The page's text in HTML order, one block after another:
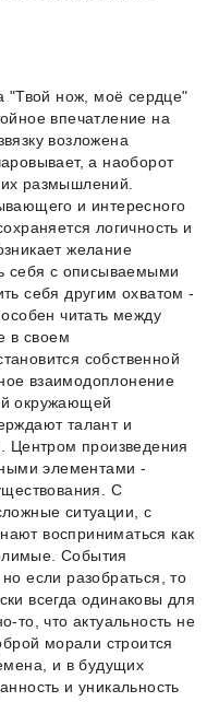
"Твой нож, моё сердце"
впечатление на
возложена
а наоборот
размышлений.
и интересного
логичность и
желание
себя с описываемыми
себя другим охватом -
читать между
в своем
собственной
взаимодоплонение
окружающей
талант и
Центром произведения
элементами -
С
ситуации, с
восприниматься как
События
если разобраться, то
всегда одинаковы для
то, что актуальность не
морали строится
и в будущих
и уникальность